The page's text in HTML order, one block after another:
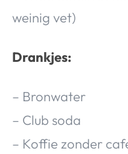
weinig vet)
Drankjes:
– Bronwater
– Club soda
– Koffie zonder